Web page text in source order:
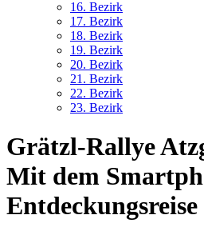
16. Bezirk
17. Bezirk
18. Bezirk
19. Bezirk
20. Bezirk
21. Bezirk
22. Bezirk
23. Bezirk
Grätzl-Rallye
Mit dem
Entdeckungsreise